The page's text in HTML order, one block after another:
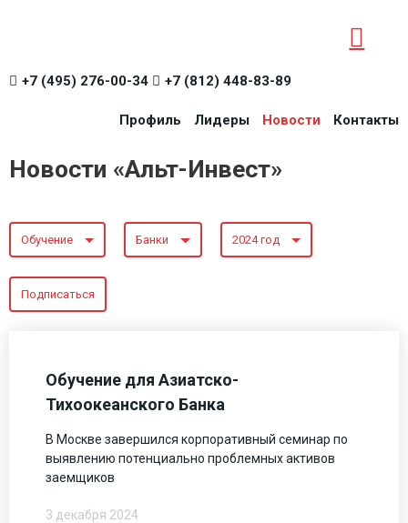
+7 (495) 276-00-34 +7 (812) 448-83-89
Профиль Лидеры Новости Контакты
Новости «Альт-Инвест»
Обучение Банки 2024 год
Подписаться
Обучение для Азиатско-
Тихоокеанского Банка
В Москве завершился корпоративный семинар по
выявлению потенциально проблемных активов
заемщиков
3 декабря 2024